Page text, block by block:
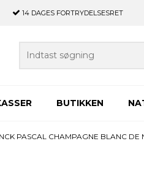
14 DAGES FORTRYDELSESRET
BUTIKKEN
PASCAL CHAMPAGNE BLANC DE